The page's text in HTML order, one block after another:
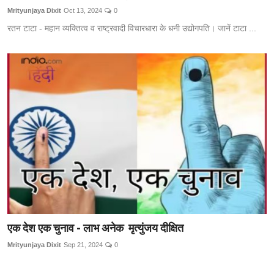
Mrityunjaya Dixit Oct 13, 2024 0
रतन टाटा - महान व्यक्तित्व व राष्ट्रवादी विचारधारा के धनी उद्योगपति। जानें टाटा ...
एक देश एक चुनाव - लाभ अनेक मृत्युंजय दीक्षित
Mrityunjaya Dixit Sep 21, 2024 0